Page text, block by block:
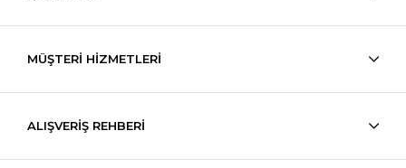
MÜŞTERİ HİZMETLERİ
ALIŞVERİŞ REHBERİ